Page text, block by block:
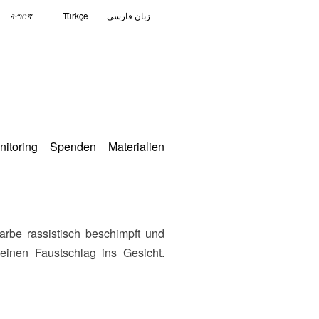
ትግርኛ Türkçe زبان فارسی
Spenden Materialien
Faustschlag ins Gesicht.